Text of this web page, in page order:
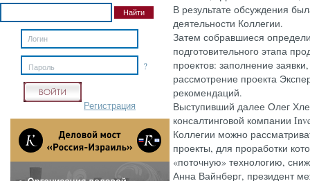
В результате обсуждения
деятельности Коллегии.
Затем собравшиеся
подготовительного этапа
проектов: заполнение
рассмотрение проекта
рекомендаций.
Выступивший далее Олег
консалтинговой компании
Коллегии можно
проекты, для проработки
«поточную» технологию,
Анна Вайнберг, президент
?
Пароль
Регистрация